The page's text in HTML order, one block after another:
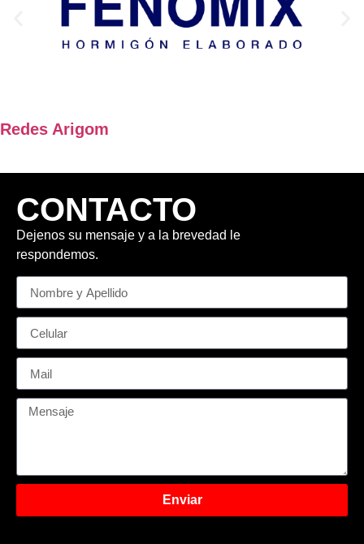
Redes Arigom
CONTACTO
Dejenos su mensaje y a la brevedad le
respondemos.
Enviar